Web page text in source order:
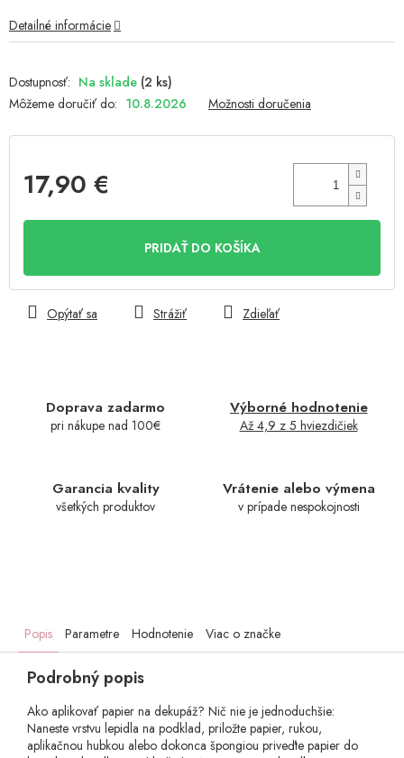
Na sklade (2 ks)
Môžeme doručiť do: 10.8.2026 Možnosti doručenia
17,90 €
PRIDAŤ DO KOŠÍKA
Doprava zadarmo
pri nákupe nad 100€
Výborné hodnotenie
Až 4,9 z 5 hviezdičiek
Garancia kvality
všetkých produktov
Vrátenie alebo výmena
v prípade nespokojnosti
Detailné informácie
Opýtať sa Strážiť Zdieľať
Popis Parametre Hodnotenie Viac o značke
Podrobný popis
Ako aplikovať papier na dekupáž? Nič nie je jednoduchšie:
Naneste vrstvu lepidla na podklad, priložte papier, rukou,
aplikačnou hubkou alebo dokonca špongiou priveďte papier do